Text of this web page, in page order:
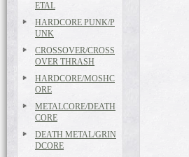
ETAL
HARDCORE PUNK/P
UNK
CROSSOVER/CROSS
OVER THRASH
HARDCORE/MOSHC
ORE
METALCORE/DEATH
CORE
DEATH METAL/GRIN
DCORE